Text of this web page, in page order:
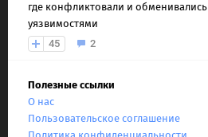
где конфликтовали и обменивались
уязвимостями
45
2
Полезные ссылки
О нас
Пользовательское соглашение